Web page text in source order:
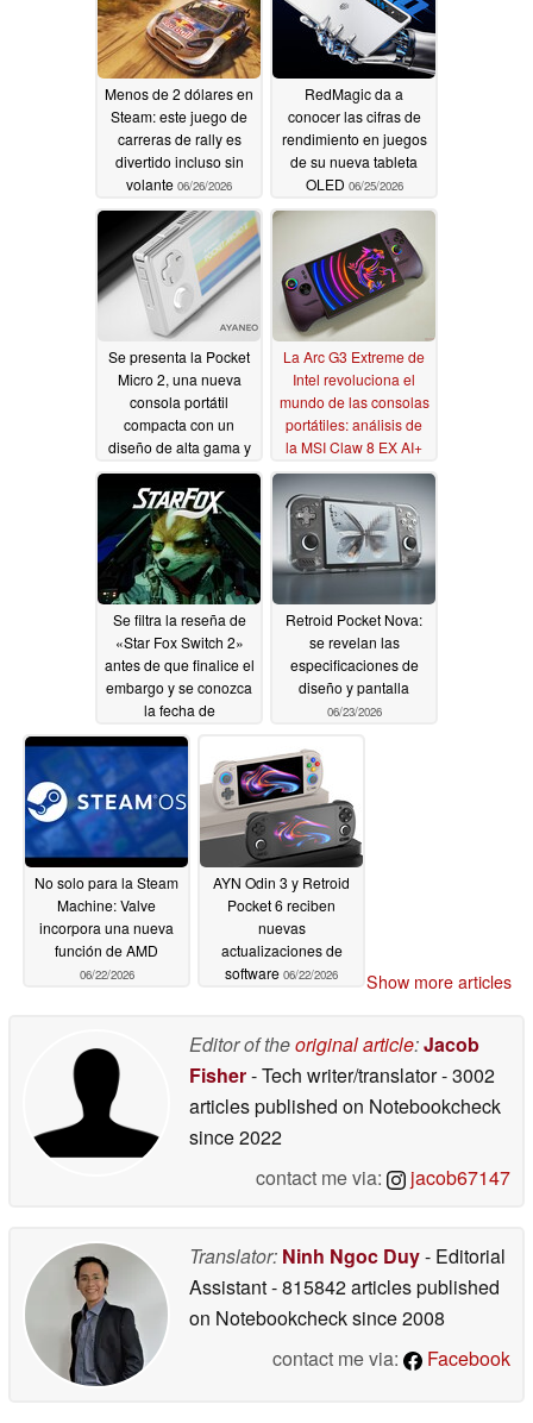
Menos de 2 dólares en
Steam: este juego de
carreras de rally es
divertido incluso sin
volante 06/26/2026
RedMagic da a
conocer las cifras de
rendimiento en juegos
de su nueva tableta
OLED 06/25/2026
Se presenta la Pocket
Micro 2, una nueva
consola portátil
compacta con un
diseño de alta gama y
disponible en dos
colores06/25/2026
La Arc G3 Extreme de
Intel revoluciona el
mundo de las consolas
portátiles: análisis de
la MSI Claw 8 EX AI+
06/24/2026
Se filtra la reseña de
«Star Fox Switch 2»
antes de que finalice el
embargo y se conozca
la fecha de
lanzamiento del
remake06/24/2026
Retroid Pocket Nova:
se revelan las
especificaciones de
diseño y pantalla
06/23/2026
No solo para la Steam
Machine: Valve
incorpora una nueva
función de AMD
06/22/2026
AYN Odin 3 y Retroid
Pocket 6 reciben
nuevas
actualizaciones de
software 06/22/2026 Show more articles
Editor of theoriginal article:Jacob
Fisher- Tech writer/translator- 3002
articles published on Notebookcheck
since 2022
contact me via:
jacob67147
Translator: Ninh Ngoc Duy- Editorial
Assistant- 815842 articles published
on Notebookchecksince 2008
contact me via:
Facebook